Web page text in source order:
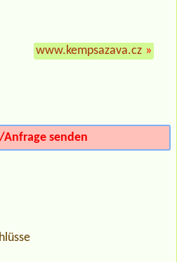
www.kempsazava.cz »
Anfrage senden